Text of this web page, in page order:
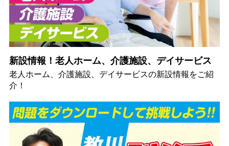
新設情報！老人ホーム、介護施設、デイサービス
老人ホーム、介護施設、デイサービスの新設情報をご紹
介！